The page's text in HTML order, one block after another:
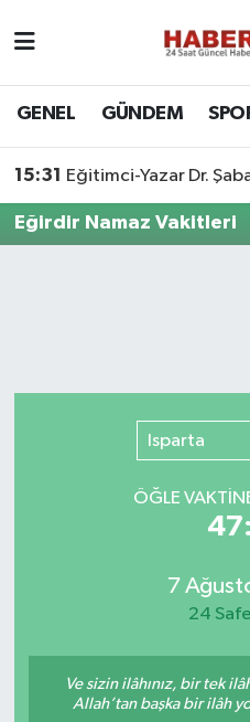
GENEL GÜNDEM
15:31 Eğitimci-Yazar Dr. Şaban
Eğirdir Namaz Vakitleri
Isparta
ÖĞLE
7
24
Ve sizin ilâhınız, bir tek
Allah’tan başka bir ilâh
Nöbetçi Eczaneler
Son Dakika Haberleri